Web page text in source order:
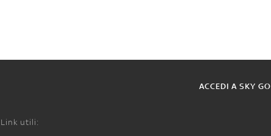
ACCEDI A SKY GO
Link utili: